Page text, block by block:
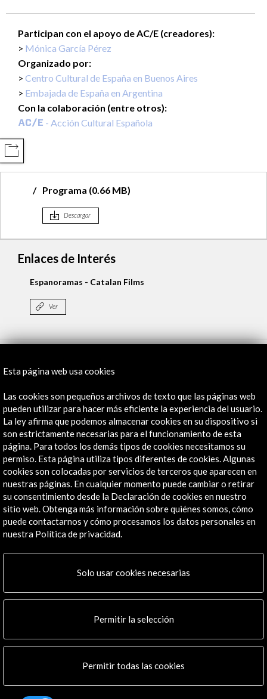
Participan con el apoyo de AC/E (creadores):
Mónica García Pérez
Organizado por:
Centro Cultural de España en Buenos Aires
Embajada de España en Argentina
Con la colaboración (entre otros):
- Acción Cultural Española
Programa (0.66 MB)
Descargar
Enlaces de Interés
Espanoramas - Catalan Films
Ver
21 Feb - 27 Feb 2019
Cine Gaumont. Espacio Incaa
Buenos Aires, Argentina
Recibe las últimas NOVEDADES
Suscríbete a nuestro boletín digital Ver último boletín
AC/E
Contacta
info@accioncultural.es
Esta página web usa cookies
Las cookies son pequeños archivos de texto que las páginas web
pueden utilizar para hacer más eficiente la experiencia del usuario.
La ley afirma que podemos almacenar cookies en su dispositivo si
son estrictamente necesarias para el funcionamiento de esta
página. Para todos los demás tipos de cookies necesitamos su
permiso. Esta página utiliza tipos diferentes de cookies. Algunas
cookies son colocadas por servicios de terceros que aparecen en
nuestras páginas. En cualquier momento puede cambiar o retirar
su consentimiento desde la Declaración de cookies en nuestro
sitio web. Obtenga más información sobre quiénes somos, cómo
puede contactarnos y cómo procesamos los datos personales en
nuestra Política de privacidad.
Solo usar cookies necesarias
Permitir la selección
Permitir todas las cookies